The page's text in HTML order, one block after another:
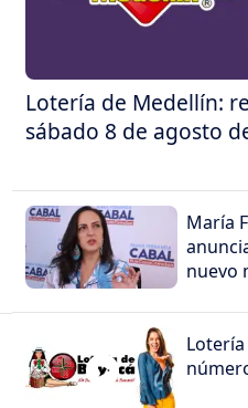
Lotería de Medellín:
sábado 8 de agosto
María
nuevo
Lotería